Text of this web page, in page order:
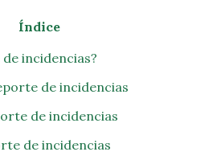
Índice
incidencias?
de incidencias
de incidencias
de incidencias